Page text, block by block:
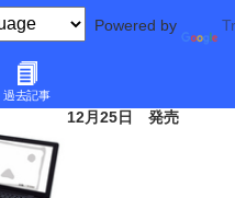
Powered by
過去記事
ニコニコ動画」とコラボレーショ
12月25日 発売